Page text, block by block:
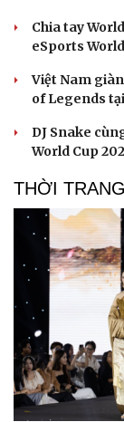
Chia tay
eSports
Việt Nam
of Legends
DJ Snake
World Cup
THỜI TRANG